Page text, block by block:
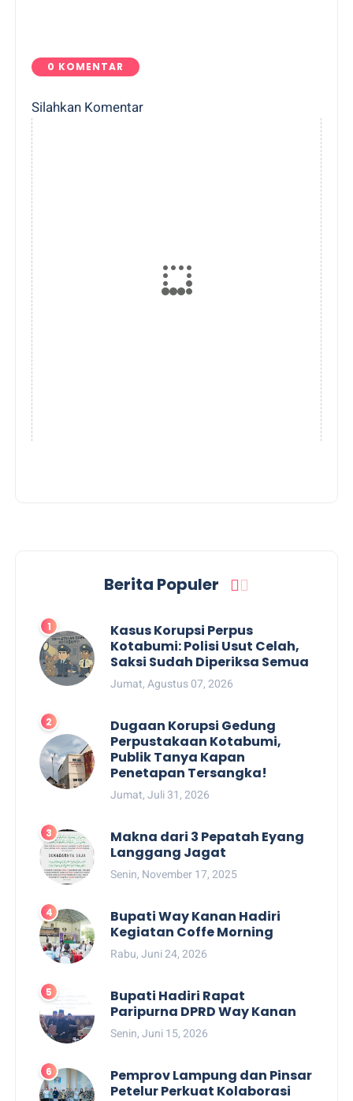
0 KOMENTAR
Silahkan Komentar
Berita Populer
Kasus Korupsi Perpus
Kotabumi: Polisi Usut Celah,
Saksi Sudah Diperiksa Semua
Jumat, Agustus 07, 2026
Dugaan Korupsi Gedung
Perpustakaan Kotabumi,
Publik Tanya Kapan
Penetapan Tersangka!
Jumat, Juli 31, 2026
Makna dari 3 Pepatah Eyang
Langgang Jagat
Senin, November 17, 2025
Bupati Way Kanan Hadiri
Kegiatan Coffe Morning
Rabu, Juni 24, 2026
Bupati Hadiri Rapat
Paripurna DPRD Way Kanan
Senin, Juni 15, 2026
Pemprov Lampung dan Pinsar
Petelur Perkuat Kolaborasi